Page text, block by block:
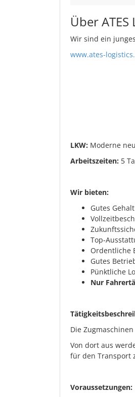
Über
Wir sind ein
www.ates-
LKW: Moderne
Arbeitszeiten: 5
Wir bieten:
Gutes
Top-
Ordentliche
Gutes
Pünktliche
Nur
Die
Von dort aus
für den Transport
Voraussetzungen: